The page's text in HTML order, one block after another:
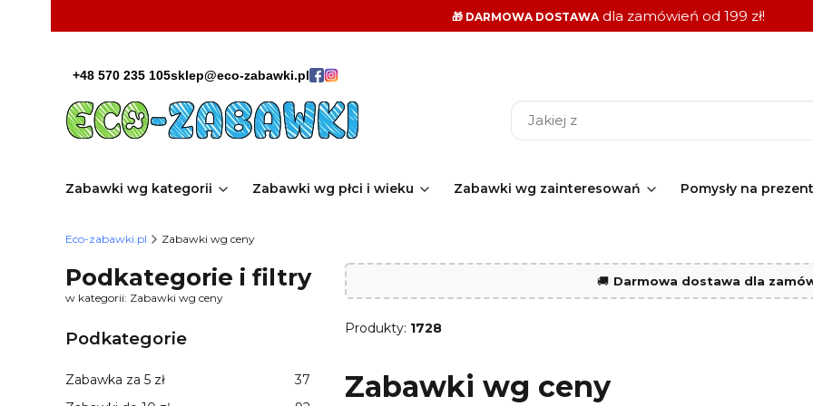
🎁 DARMOWA DOSTAWAdla zamówień od 199 zł!
+48 570 235 105sklep@eco-zabawki.pl
Zabawki wg kategorii Zabawki wg płci i wieku Zabawki wg zainteresowań Pomysły na prezent
Eco-zabawki.pl Zabawki wg ceny
Podkategorie i filtry
w kategorii: Zabawki wg ceny
Podkategorie
Zabawka za 5 zł
37
🚚 Darmowa dostawa dla
Produkty: 1728
Zabawki wg ceny